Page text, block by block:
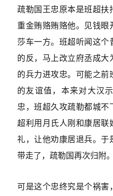
疏勒国王忠原本是班超扶
重金贿赂贿赂他。见钱眼
莎车一方。班超听闻这个
的反，马上改立府丞成大
的兵力进攻忠。可能之前
的友谊值，本来对大汉
忠，班超久攻疏勒都城不
超利用月氏人刚和康居联
礼，让他劝康居退兵。于
带走了，疏勒国再次归附。
可是这个忠终究是个祸害